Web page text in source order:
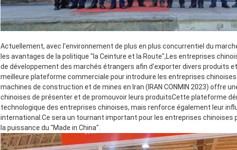
Actuellement, avec l'environnement de plus en plus concurrentiel du
les avantages de la politique "la Ceinture et la Route",Les entreprises
de développement des marchés étrangers afin d'exporter divers produits
meilleure plateforme commerciale pour introduire les entreprises
machines de construction et de mines en Iran (IRAN CONMIN 2023) offre
chinoises de présenter et de promouvoir leurs produitsCette plateforme
technologique des entreprises chinoises, mais renforce également leur
international.Ce sera un tournant important pour les entreprises chinoises
la puissance du "Made in China".